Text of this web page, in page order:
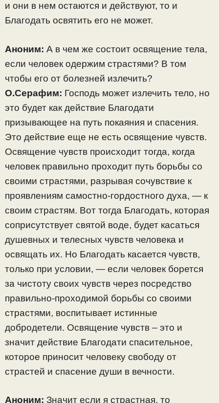
и они в нем остаются и действуют, то и
Благодать освятить его не может.
Аноним: А в чем же состоит освящение тела,
если человек одержим страстями? В том
чтобы его от болезней излечить?
О.Серафим: Господь может излечить тело, но
это будет как действие Благодати
призывающее на путь покаяния и спасения.
Это действие еще не есть освящение чувств.
Освящение чувств происходит тогда, когда
человек правильно проходит путь борьбы со
своими страстями, разрывая сочувствие к
проявлениям самостно-гордостного духа, — к
своим страстям. Вот тогда Благодать, которая
соприсутствует святой воде, будет касаться
душевных и телесных чувств человека и
освящать их. Но Благодать касается чувств,
только при условии, — если человек борется
за чистоту своих чувств через посредство
правильно-проходимой борьбы со своими
страстями, воспитывает истинные
добродетели. Освящение чувств – это и
значит действие Благодати спасительное,
которое приносит человеку свободу от
страстей и спасение души в вечности.
Аноним: Значит если я страстная, то